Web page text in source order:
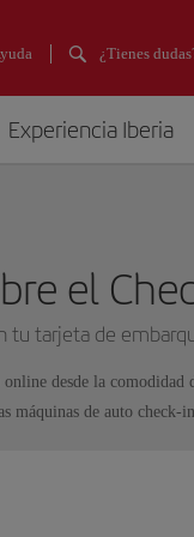
¿Tienes
Experiencia Iberia
el
tu tarjeta de
desde la
máquinas de auto check-